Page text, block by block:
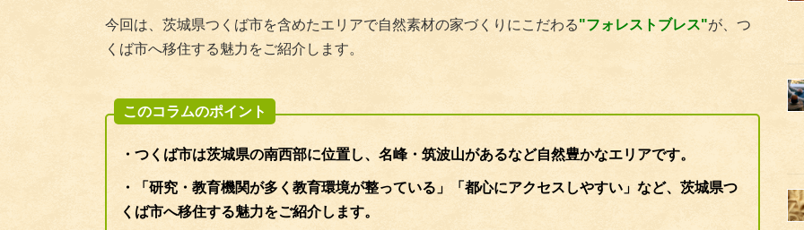
今回は、茨城県つくば市を含めたエリアで自然素材の家づくりにこだわる"フォレストブレス"が、つ
くば市へ移住する魅力をご紹介します。
このコラムのポイント
・つくば市は茨城県の南西部に位置し、名峰・筑波山があるなど自然豊かなエリアです。
・「研究・教育機関が多く教育環境が整っている」「都心にアクセスしやすい」など、茨城県つ
くば市へ移住する魅力をご紹介します。